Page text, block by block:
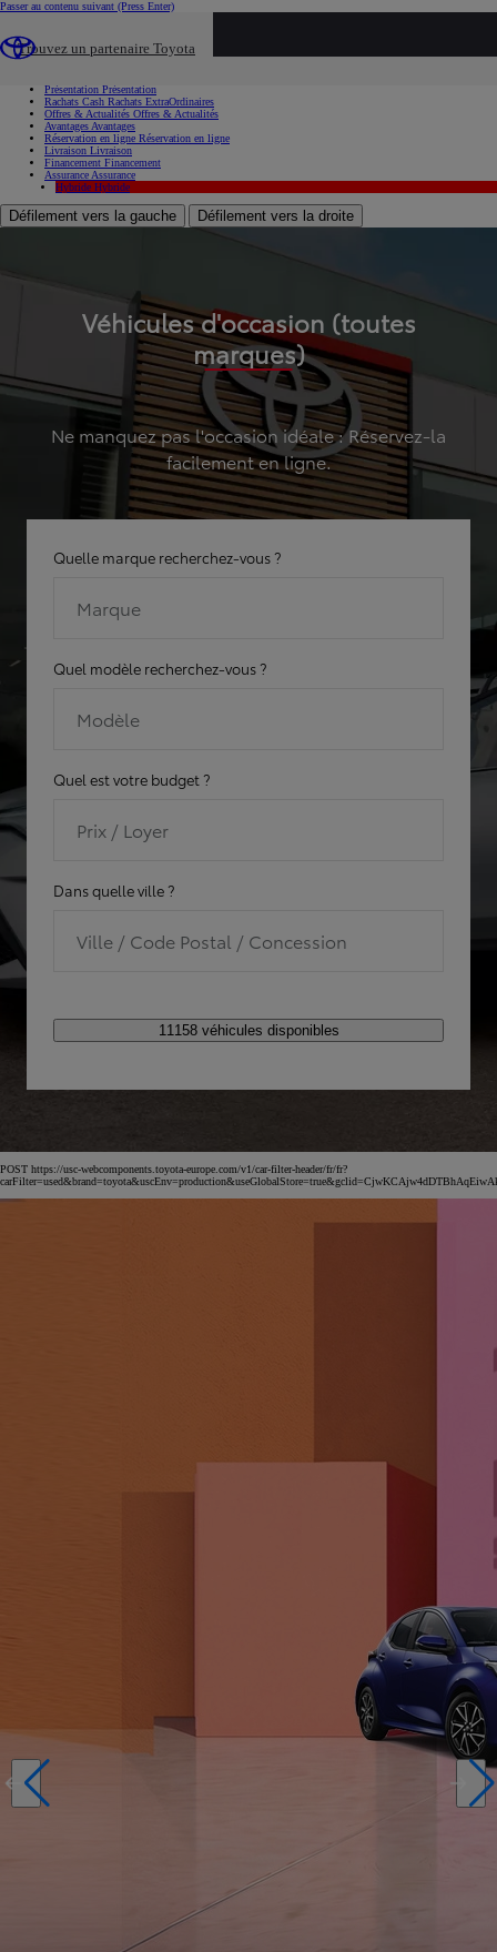
Passer au contenu suivant (Press Enter)
Trouvez un partenaire Toyota
Présentation Présentation
Rachats Cash Rachats ExtraOrdinaires
Offres & Actualités Offres & Actualités
Avantages Avantages
Réservation en ligne Réservation en ligne
Livraison Livraison
Financement Financement
Assurance Assurance
Hybride Hybride
Défilement vers la gauche Défilement vers la droite
Véhicules d'occasion (toutes
marques)
Ne manquez pas l'occasion idéale : Réservez-la
facilement en ligne.
Quelle marque recherchez-vous ?
Marque
Quel modèle recherchez-vous ?
Modèle
Quel est votre budget ?
Prix / Loyer
Dans quelle ville ?
Ville / Code Postal / Concession
11158 véhicules disponibles
POST https://usc-webcomponents.toyota-europe.com/v1/car-filter-header/fr/fr?